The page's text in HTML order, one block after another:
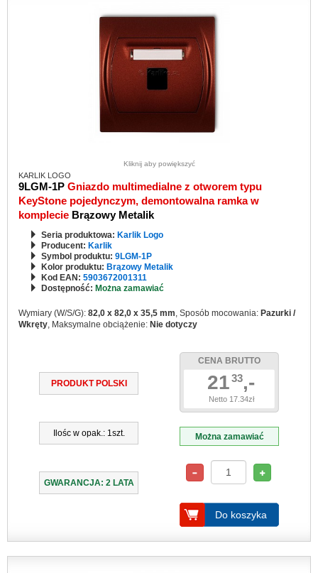
Kliknij aby powiększyć
KARLIK LOGO
9LGM-1P Gniazdo multimedialne z otworem typu
KeyStone pojedynczym, demontowalna ramka w
komplecie Brązowy Metalik
Seria produktowa: Karlik Logo
Producent: Karlik
Symbol produktu: 9LGM-1P
Kolor produktu: Brązowy Metalik
Kod EAN: 5903672001311
Dostępność: Można zamawiać
Wymiary (W/S/G): 82,0 x 82,0 x 35,5 mm, Sposób mocowania: Pazurki /
Wkręty, Maksymalne obciążenie: Nie dotyczy
PRODUKT POLSKI
Ilośc w opak.: 1szt.
GWARANCJA: 2 LATA
CENA BRUTTO
2133,-
Netto 17.34zł
Można zamawiać
Do koszyka